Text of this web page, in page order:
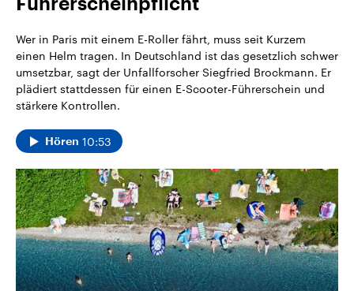
CDU, SPD und FDP regiert.-
Wahlprogramme, aktuelle Berichte
und Hintergründe zu den Parteien
und Kandidaten der anstehenden
Wahl.
Sendungen Programm Podcasts
Audio-Archiv
Führerscheinpflicht
Wer in Paris mit einem E-Roller fährt, muss seit Kurzem
einen Helm tragen. In Deutschland ist das gesetzlich schwer
umsetzbar, sagt der Unfallforscher Siegfried Brockmann. Er
plädiert stattdessen für einen E-Scooter-Führerschein und
stärkere Kontrollen.
Hören 10:53